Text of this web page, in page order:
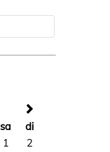

sa
di
1
2